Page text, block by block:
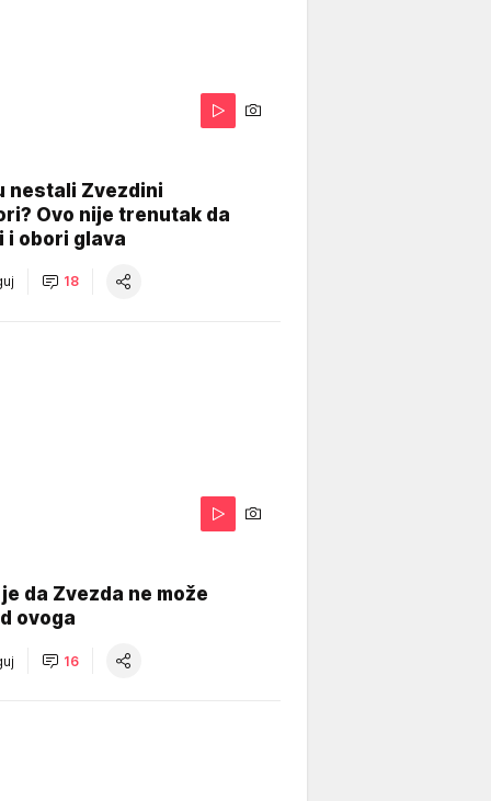
nestali Zvezdini
Ovo nije trenutak da
i obori glava
18
da Zvezda ne može
ovoga
16